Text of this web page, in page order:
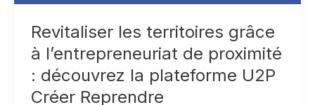
Revitaliser les territoires grâce
à l’entrepreneuriat de proximité
: découvrez la plateforme U2P
Créer Reprendre